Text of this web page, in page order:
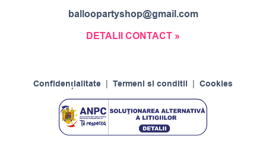
balloopartyshop@gmail.com
DETALII CONTACT »
Confidențialitate Termeni si conditii Cookies